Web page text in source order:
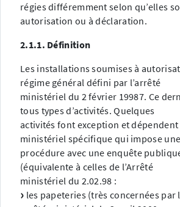
régies différemment selon qu’elles
autorisation ou à déclaration.
2.1.1. Définition
Les installations soumises à
régime général défini par l’arrêté
ministériel du 2 février 19987. Ce
tous types d’activités. Quelques
activités font exception et dépendent
ministériel spécifique qui impose une
procédure avec une enquête
(équivalente à celles de l’Arrêté
ministériel du 2.02.98 :
les papeteries (très concernées par